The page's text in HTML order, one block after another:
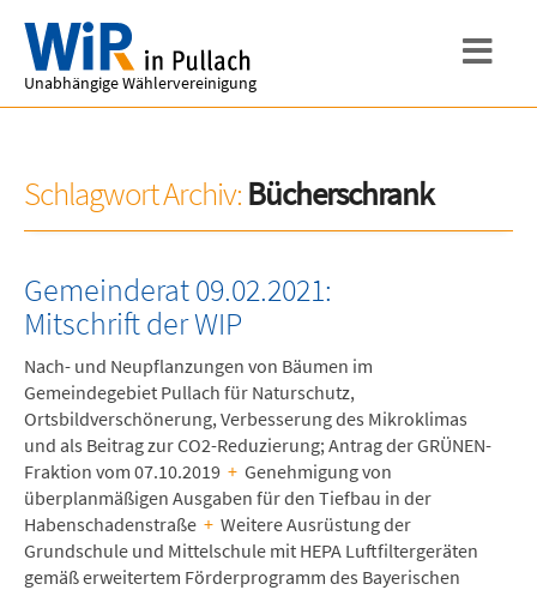
Unabhängige Wählervereinigung
Schlagwort Archiv: Bücherschrank
Gemeinderat 09.02.2021:
Mitschrift der WIP
Nach- und Neupflanzungen von Bäumen im
Gemeindegebiet Pullach für Naturschutz,
Ortsbildverschönerung, Verbesserung des Mikroklimas
und als Beitrag zur CO2-Reduzierung; Antrag der GRÜNEN-
Fraktion vom 07.10.2019 + Genehmigung von
überplanmäßigen Ausgaben für den Tiefbau in der
Habenschadenstraße + Weitere Ausrüstung der
Grundschule und Mittelschule mit HEPA Luftfiltergeräten
gemäß erweitertem Förderprogramm des Bayerischen